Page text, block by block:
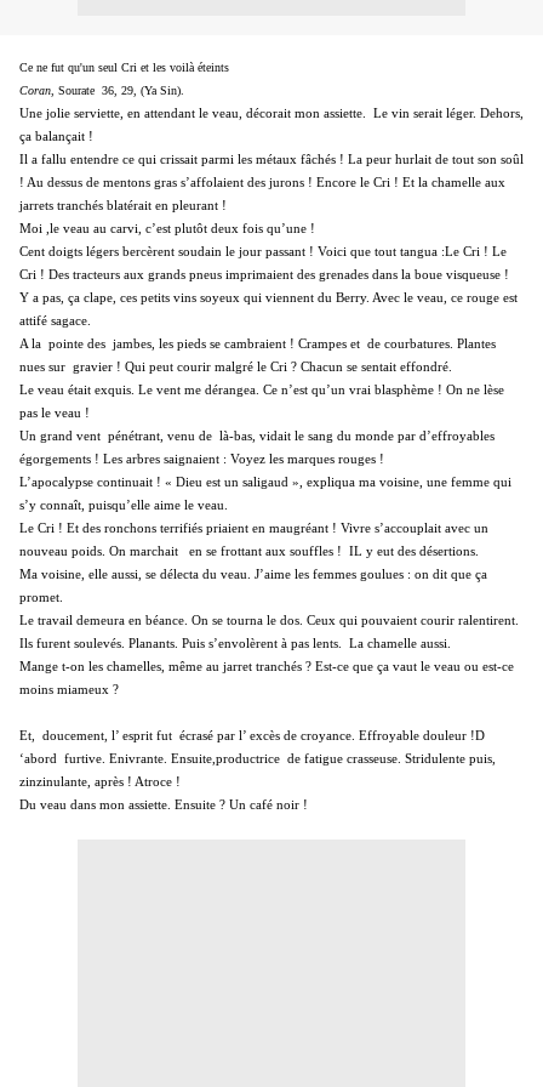
Ce ne fut qu'un seul Cri et les voilà éteints
Coran , Sourate 36, 29, (Ya Sin).
Une jolie serviette, en attendant le veau, décorait mon assiette.
Le vin serait léger. Dehors,
ça balançait !
Il a fallu entendre ce qui crissait parmi les métaux fâchés ! La peur hurlait de tout son soûl
! Au dessus de mentons gras s’affolaient des jurons ! Encore le Cri ! Et la chamelle aux
jarrets tranchés blatérait en pleurant !
Moi ,le veau au carvi, c’est plutôt deux fois qu’une !
Cent doigts légers bercèrent soudain le jour passant ! Voici que tout tangua :Le Cri ! Le
Cri ! Des tracteurs aux grands pneus imprimaient des grenades dans la boue visqueuse !
Y a pas, ça clape, ces petits vins soyeux qui viennent du Berry. Avec le veau, ce rouge est
attifé sagace.
A la pointe des jambes, les pieds se cambraient ! Crampes et de courbatures. Plantes
nues sur gravier ! Qui peut courir malgré le Cri ? Chacun se sentait effondré.
Le veau était exquis. Le vent me dérangea. Ce n’est qu’un vrai blasphème ! On ne lèse
pas le veau !
Un grand vent pénétrant, venu de là-bas, vidait le sang du monde par d’effroyables
égorgements ! Les arbres saignaient : Voyez les marques rouges !
L’apocalypse continuait ! « Dieu est un saligaud », expliqua ma voisine, une femme qui
s’y connaît, puisqu’elle aime le veau.
Le Cri ! Et des ronchons terrifiés priaient en maugréant ! Vivre s’accouplait avec un
nouveau poids. On marchait
en se frottant aux souffles ! IL y eut des désertions.
Ma voisine, elle aussi, se délecta du veau. J’aime les femmes goulues : on dit que ça
promet.
Le travail demeura en béance. On se tourna le dos. Ceux qui pouvaient courir ralentirent.
Ils furent soulevés. Planants. Puis s’envolèrent à pas lents.
La chamelle aussi.
Mange t-on les chamelles, même au jarret tranchés ? Est-ce que ça vaut le veau ou est-ce
moins miameux ?
Et, doucement, l’ esprit fut écrasé par l’ excès de croyance. Effroyable douleur !D
‘abord furtive. Enivrante. Ensuite,productrice de fatigue crasseuse. Stridulente puis,
zinzinulante, après ! Atroce !
Du veau dans mon assiette. Ensuite ? Un café noir !